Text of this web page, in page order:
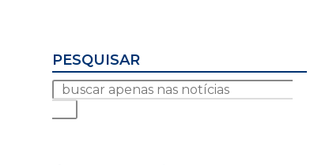
PESQUISAR